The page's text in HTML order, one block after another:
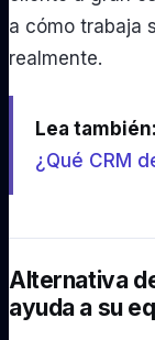
a cómo trabaja
realmente.
Lea también:
¿Qué CRM
Alternativa
ayuda a su